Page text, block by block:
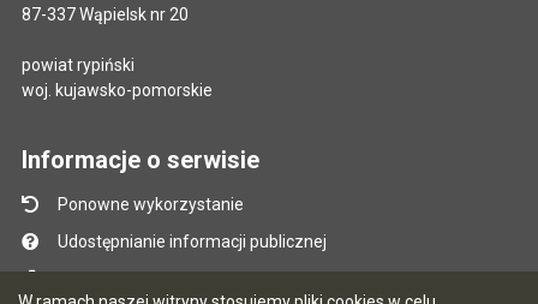
87-337 Wąpielsk nr 20
powiat rypiński
woj. kujawsko-pomorskie
Informacje o serwisie
Ponowne wykorzystanie
Udostępnianie informacji publicznej
Mapa serwisu